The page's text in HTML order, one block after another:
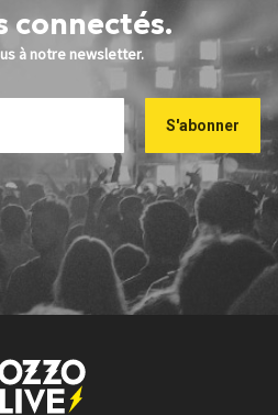
connectés.
à notre newsletter.